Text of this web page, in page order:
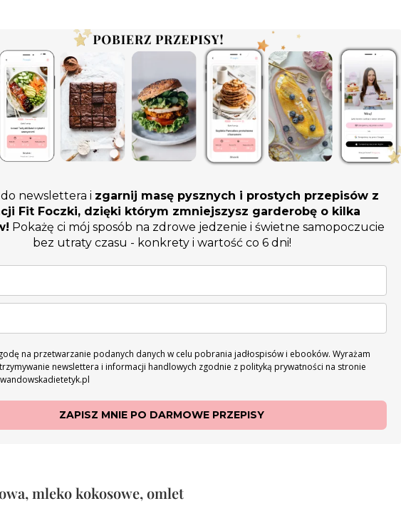
do newslettera i zgarnij masę pysznych i prostych przepisów z
Fit Foczki, dzięki którym zmniejszysz garderobę o kilka
Pokażę ci mój sposób na zdrowe jedzenie i świetne samopoczucie
bez utraty czasu - konkrety i wartość co 6 dni!
na przetwarzanie podanych danych w celu pobrania jadłospisów i ebooków. Wyrażam
newslettera i informacji handlowych zgodnie z polityką prywatności na stronie
ZAPISZ MNIE PO DARMOWE PRZEPISY
,mleko kokosowe,omlet